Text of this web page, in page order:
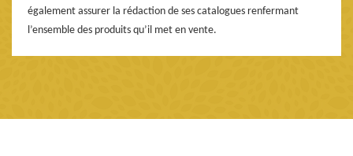
également assurer la rédaction de ses catalogues renfermant
l’ensemble des produits qu’il met en vente.